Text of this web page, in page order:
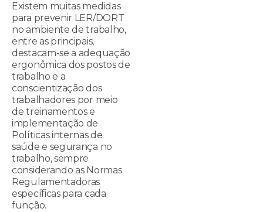
Existem muitas medidas
para prevenir LER/DORT
no ambiente de trabalho,
entre as principais,
destacam-se a adequação
ergonômica dos postos de
trabalho e a
conscientização dos
trabalhadores por meio
de treinamentos e
implementação de
Políticas internas de
saúde e segurança no
trabalho, sempre
considerando as Normas
Regulamentadoras
específicas para cada
função.